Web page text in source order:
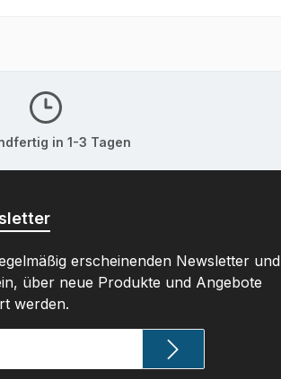
in 1-3 Tagen
erscheinenden Newsletter und
über neue Produkte und Angebote
werden.